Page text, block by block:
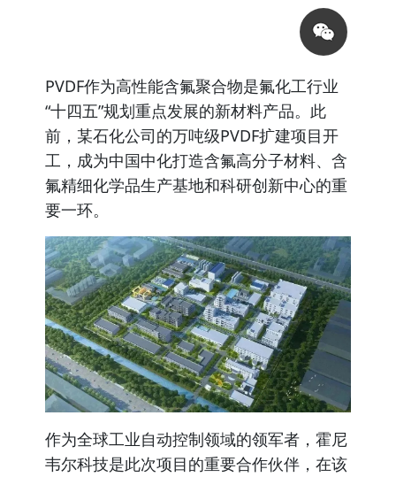
Share
on
wechat
PVDF作为高性能含氟聚合物是氟化工行业
“十四五”规划重点发展的新材料产品。此
前，某石化公司的万吨级PVDF扩建项目开
工 ，成为中国中化打造含氟高分子材料、含
氟精细化学品生产基地和科研创新中心的重
要一环。
作为全球工业自动控制领域的领军者，霍尼
韦尔科技是此次项目的重要合作伙伴，在该